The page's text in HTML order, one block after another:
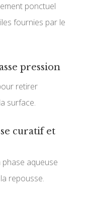
ponctuel
fournies par le
pression
retirer
surface.
curatif et
aqueuse
repousse.